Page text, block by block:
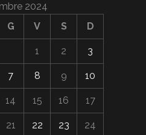
2024
G V S D
1 2 3
7 8 9 10
14 15 16 17
21 22 23 24